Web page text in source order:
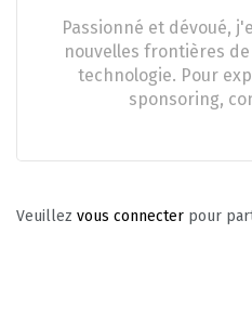
Passionné et dévoué,
nouvelles frontières
technologie. Pour
sponsoring,
Veuillez vous connecter pour